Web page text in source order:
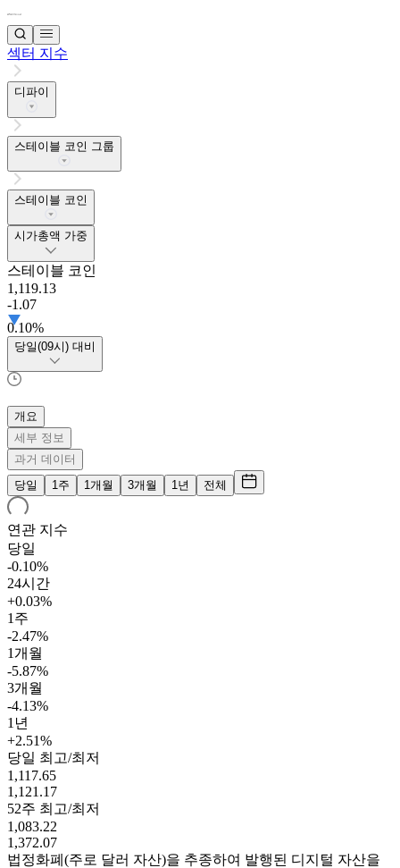
섹터 지수
디파이
스테이블 코인 그룹
스테이블 코인
시가총액 가중
스테이블 코인
1,119.13
-1.07
0.10%
당일(09시) 대비
개요
세부 정보
과거 데이터
당일
1주 1개월 3개월 1년 전체
연관 지수
당일
-0.10%
24시간
+0.03%
1주
-2.47%
1개월
-5.87%
3개월
-4.13%
1년
+2.51%
당일 최고/최저
1,117.65
1,121.17
52주 최고/최저
1,083.22
1,372.07
법정화폐(주로 달러 자산)을 추종하여 발행된 디지털 자산을